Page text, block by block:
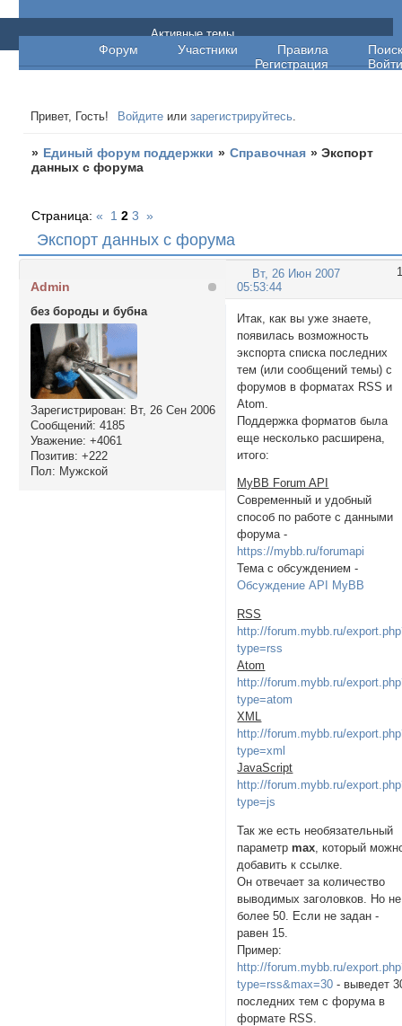
Единый форум поддержки
Форум Участники Правила
Поиск
Регистрация
Войти
Активные темы
Привет, Гость! Войдите илизарегистрируйтесь.
» Единый форум поддержки » Справочная »Экспорт
данных с форума
Экспорт данных с форума
Страница:« 1 2 3 »
1
Вт, 26 Июн 2007
05:53:44
Admin
без бороды и бубна
Зарегистрирован: Вт, 26 Сен 2006
Сообщений: 4185
Уважение: +4061
Позитив: +222
Пол: Мужской
Итак, как вы уже знаете,
появилась возможность
экспорта списка последних
тем (или сообщений темы) с
форумов в форматах RSS и
Atom.
Поддержка форматов была
еще несколько расширена,
итого:
MyBB Forum API
Современный и удобный
способ по работе с данными
форума -
https://mybb.ru/forumapi
Тема с обсуждением -
Обсуждение API MyBB
RSS
http://forum.mybb.ru/
type=rss
Atom
http://forum.mybb.ru/
type=atom
XML
http://forum.mybb.ru/
type=xml
JavaScript
http://forum.mybb.ru/
type=js
Так же есть необязательный
параметрmax , который
добавить к ссылке.
Он отвечает за количество
выводимых заголовков. Но не
более 50. Если не задан -
равен 15.
Пример:
http://forum.mybb.ru/
type=rss&max=30 - выведет
последних тем с форума в
формате RSS.